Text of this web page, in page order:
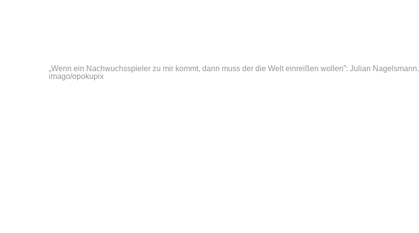
„Wenn ein Nachwuchsspieler zu mir kommt, dann muss der die Welt einreißen wollen”: Julian Nagelsmann.
imago/opokupix